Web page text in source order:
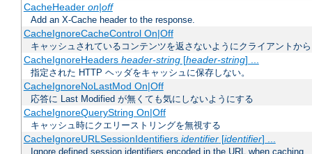
CacheHeader on|off
Add an X-Cache header to the response.
CacheIgnoreCacheControl On|Off
キャッシュされているコンテンツを返さないようにクライアントか
CacheIgnoreHeaders header-string[header-string] ...
指定された HTTP ヘッダをキャッシュに保存しない。
CacheIgnoreNoLastMod On|Off
応答に Last Modified が無くても気にしないようにする
CacheIgnoreQueryString On|Off
キャッシュ時にクエリーストリングを無視する
CacheIgnoreURLSessionIdentifiers identifier[identifier] ...
Ignore defined session identifiers encoded in the URL when caching